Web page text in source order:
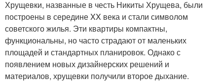
Хрущевки, названные в честь Никиты Хрущева, были
построены в середине XX века и стали символом
советского жилья. Эти квартиры компактны,
функциональны, но часто страдают от маленьких
площадей и стандартных планировок. Однако с
появлением новых дизайнерских решений и
материалов, хрущевки получили второе дыхание.